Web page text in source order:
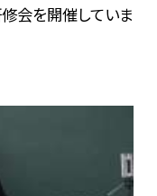
会を開催していま